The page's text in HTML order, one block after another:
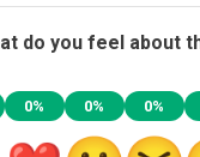
do you feel about
0% 0% 0%